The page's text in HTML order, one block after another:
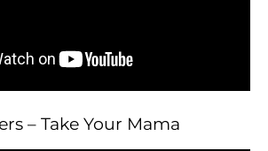
– Take Your Mama